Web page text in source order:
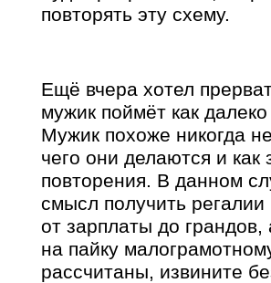
повторять эту схему.
Ещё вчера хотел
мужик поймёт как
Мужик похоже никогда
чего они делаются и
повторения. В данном
смысл получить регалии
от зарплаты до грандов,
на пайку
рассчитаны, извините